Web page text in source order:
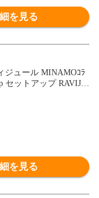
を見る
ジュール MINAMOｺﾗ
セットアップ RAVIJO
ャマ ナイトウェア
を見る